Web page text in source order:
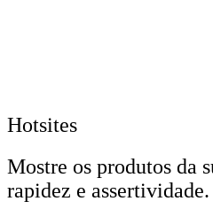
Hotsites
Mostre os produtos da
rapidez e assertividade.